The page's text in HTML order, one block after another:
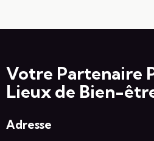
Votre Partenaire
Lieux de Bien-
Adresse